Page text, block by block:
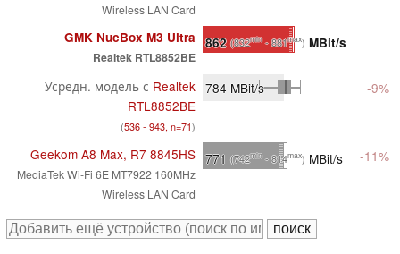
Wireless LAN Card
GMK NucBox M3 Ultra
Realtek RTL8852BE
862 (832min- 881max) MBit/s
Усредн. модель с Realtek
RTL8852BE
(536 - 943, n=71)
784 MBit/s -9%
Geekom A8 Max, R7 8845HS
MediaTek Wi-Fi 6E MT7922 160MHz
Wireless LAN Card
771 (742min- 814max) MBit/s -11%